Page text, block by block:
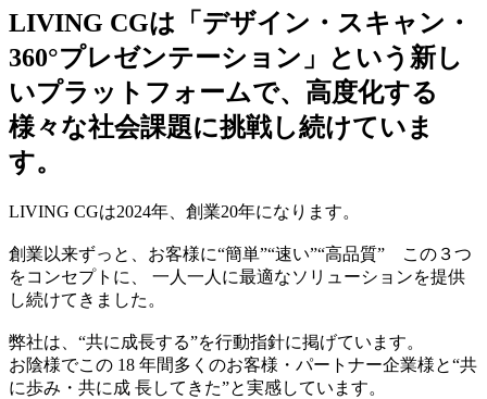
LIVING CGは「デザイン・スキャン・
360°プレゼンテーション」という新し
いプラットフォームで、高度化する
様々な社会課題に挑戦し続けていま
す。
LIVING CGは2024年、創業20年になります。
創業以来ずっと、お客様に“簡単”“速い”“高品質” この３つ
をコンセプトに、 一人一人に最適なソリューションを提供
し続けてきました。
弊社は、“共に成長する”を行動指針に掲げています。
お陰様でこの 18 年間多くのお客様・パートナー企業様と“共
に歩み・共に成 長してきた”と実感しています。